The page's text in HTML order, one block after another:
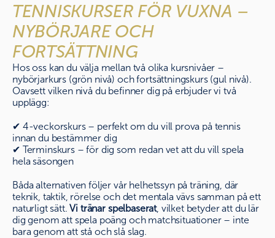
TENNISKURSER FÖR VUXNA –
NYBÖRJARE OCH
FORTSÄTTNING
Hos oss kan du välja mellan två olika kursnivåer –
nybörjarkurs (grön nivå) och fortsättningskurs (gul nivå).
Oavsett vilken nivå du befinner dig på erbjuder vi två
upplägg:
✔ 4-veckorskurs – perfekt om du vill prova på tennis
innan du bestämmer dig
✔ Terminskurs – för dig som redan vet att du vill spela
hela säsongen
Båda alternativen följer vår helhetssyn på träning, där
teknik, taktik, rörelse och det mentala vävs samman på ett
naturligt sätt.Vi tränar spelbaserat, vilket betyder att du lär
dig genom att spela poäng och matchsituationer – inte
bara genom att stå och slå slag.